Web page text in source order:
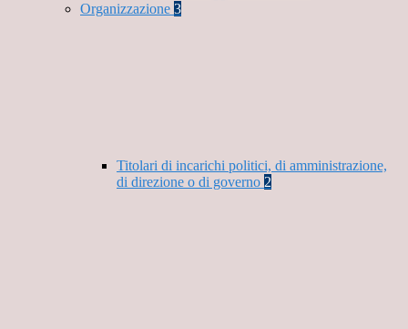
Organizzazione 3
Titolari di incarichi politici, di amministrazione,
di direzione o di governo 2